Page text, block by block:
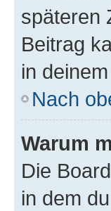
späteren
Beitrag
in
Nach
Warum
Die
in dem